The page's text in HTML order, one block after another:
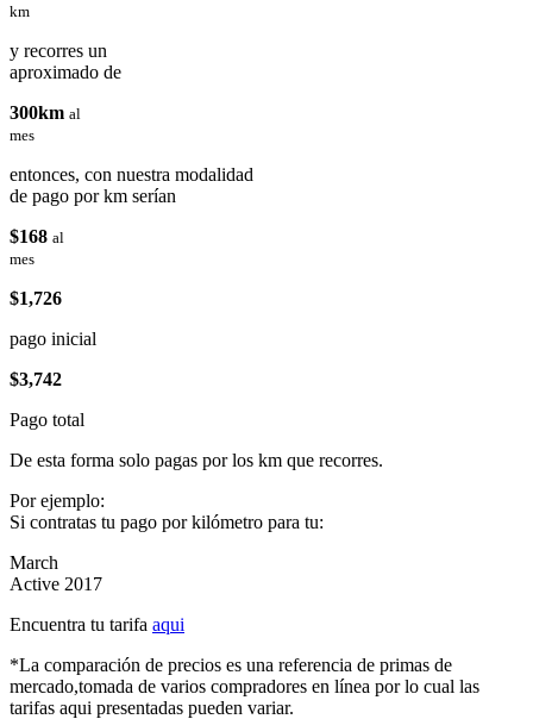
km
y recorres un
aproximado de
300km al
mes
entonces, con nuestra modalidad
de pago por km serían
$168 al
mes
$1,726
pago inicial
$3,742
Pago total
De esta forma solo pagas por los km que recorres.
Por ejemplo:
Si contratas tu pago por kilómetro para tu:
March
Active 2017
Encuentra tu tarifa aqui
*La comparación de precios es una referencia de primas de
mercado,tomada de varios compradores en línea por lo cual las
tarifas aqui presentadas pueden variar.